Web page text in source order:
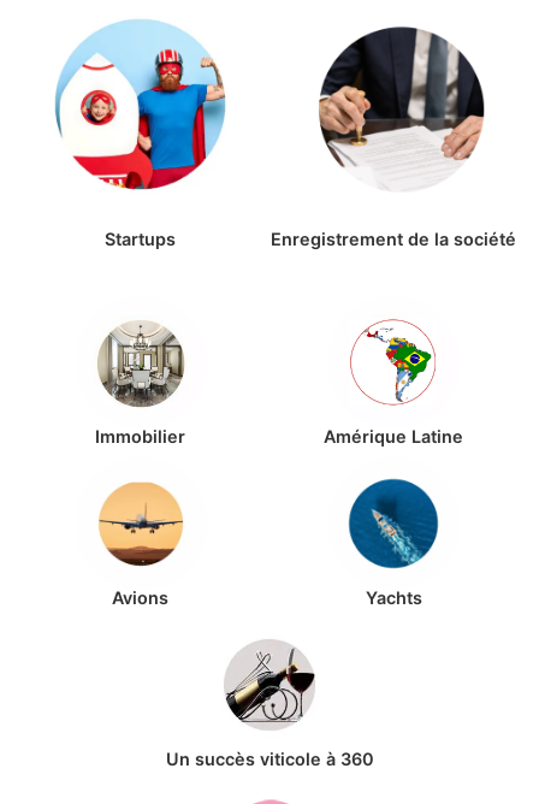
Startups Enregistrement de la société
Immobilier Amérique Latine
Avions Yachts
Un succès viticole à 360